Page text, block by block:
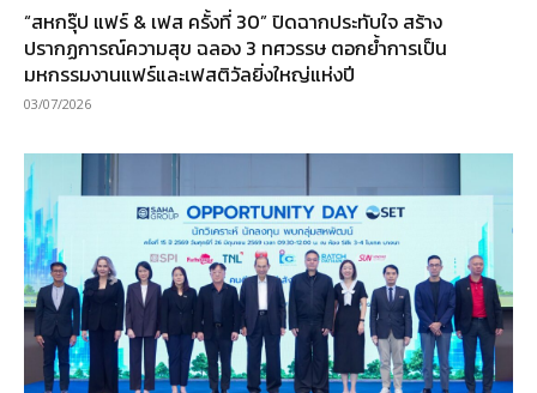
“สหกรุ๊ป แฟร์ & เฟส ครั้งที่ 30” ปิดฉากประทับใจ สร้าง
ปรากฏการณ์ความสุข ฉลอง 3 ทศวรรษ ตอกย้ำการเป็น
มหกรรมงานแฟร์และเฟสติวัลยิ่งใหญ่แห่งปี
03/07/2026